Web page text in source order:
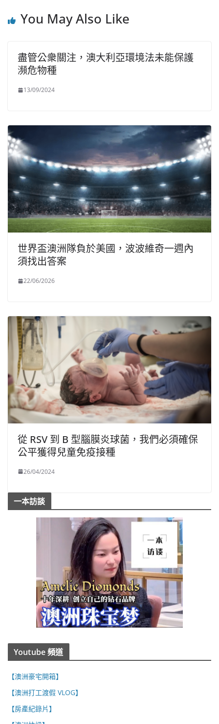
You May Also Like
盡管公衆關注，澳大利亞環境法未能保護
瀕危物種
13/09/2024
世界盃澳洲隊負於美國，波波維奇一週內
須找出答案
22/06/2026
從 RSV 到 B 型腦膜炎球菌，我們必須確保
公平獲得兒童免疫接種
26/04/2024
一本訪談
Youtube 頻道
【澳洲豪宅開箱】
【澳洲打工渡假 VLOG】
【房產紀錄片】